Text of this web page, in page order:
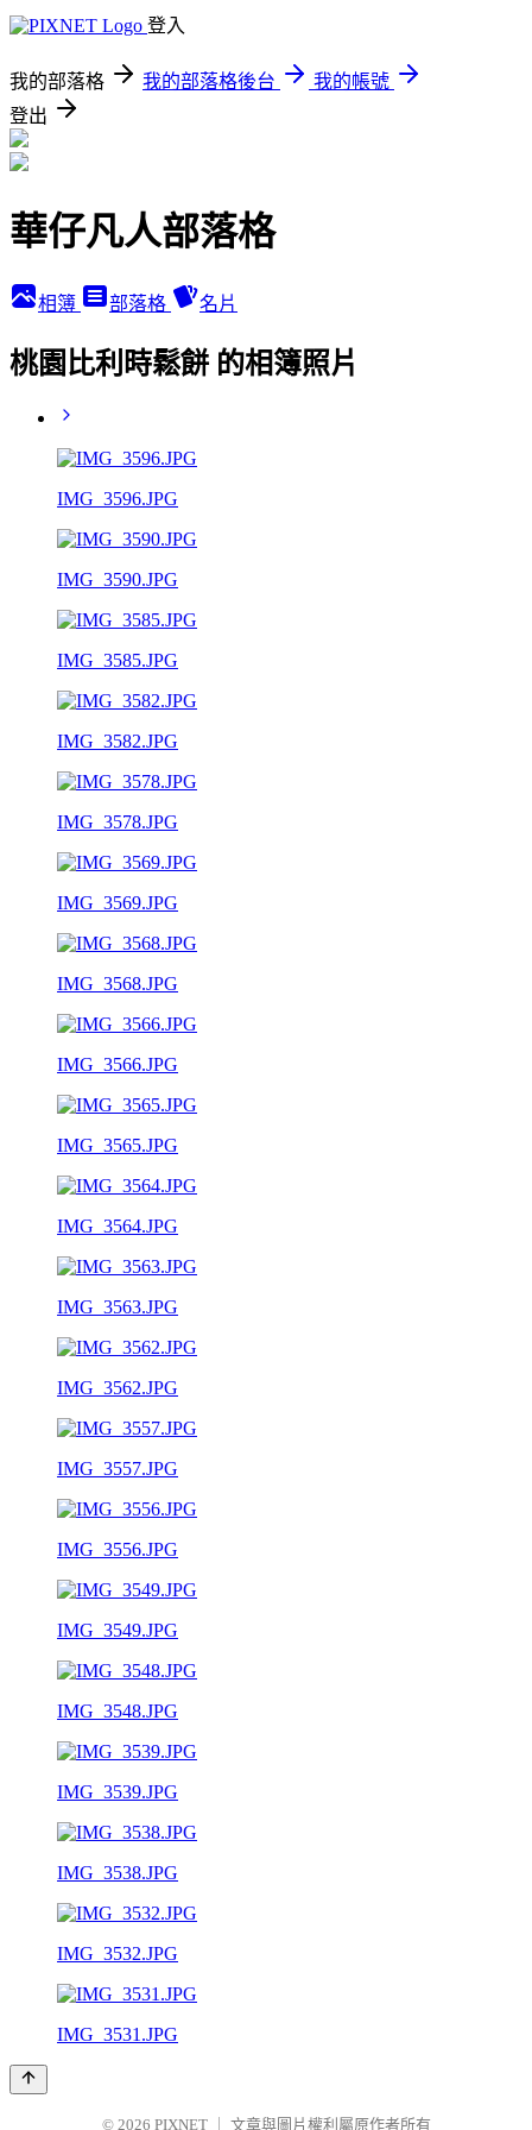
登入
我的部落格 我的部落格後台
我的帳號
登出
華仔凡人部落格
相簿 部落格 名片
桃園比利時鬆餅 的相簿照片
IMG_3596.JPG
IMG_3590.JPG
IMG_3585.JPG
IMG_3582.JPG
IMG_3578.JPG
IMG_3569.JPG
IMG_3568.JPG
IMG_3566.JPG
IMG_3565.JPG
IMG_3564.JPG
IMG_3563.JPG
IMG_3562.JPG
IMG_3557.JPG
IMG_3556.JPG
IMG_3549.JPG
IMG_3548.JPG
IMG_3539.JPG
IMG_3538.JPG
IMG_3532.JPG
IMG_3531.JPG
© 2026 PIXNET 文章與圖片權利屬原作者所有